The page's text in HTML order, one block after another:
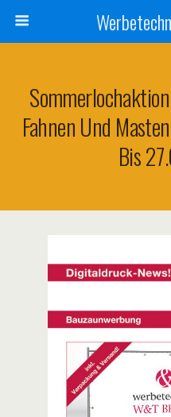
Fahnen Und
Bis